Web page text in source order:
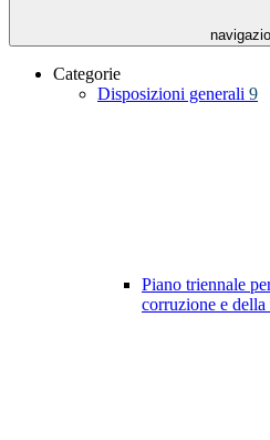
Categorie
Disposizioni generali 9
Piano triennale
corruzione e della